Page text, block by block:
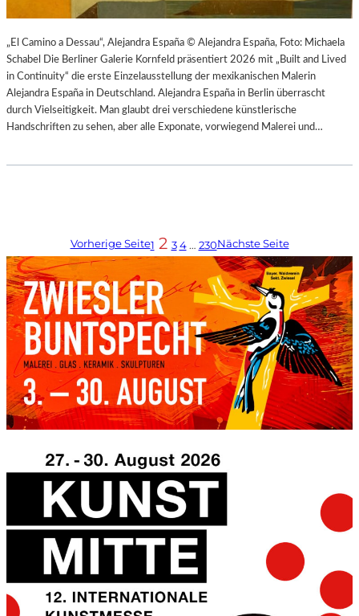
„El Camino a Dessau“, Alejandra España © Alejandra España, Foto: Michaela
Schabel Die Berliner Galerie Kornfeld präsentiert 2026 mit „Built and Lived
in Continuity“ die erste Einzelausstellung der mexikanischen Malerin
Alejandra España in Deutschland. Alejandra España in Berlin überrascht
durch Vielseitigkeit. Man glaubt drei verschiedene künstlerische
Handschriften zu sehen, aber alle Exponate, vorwiegend Malerei und…
Vorherige Seite1 2 3 4 … 230Nächste Seite